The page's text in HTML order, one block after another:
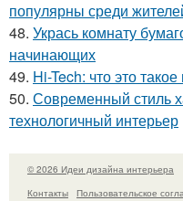
популярны среди
48. Укрась комнату
начинающих
49. Hi-Tech: что это
50. Современный стиль
технологичный интерьер
© 2026 Идеи дизайна интерьера
Контакты
Пользовательское